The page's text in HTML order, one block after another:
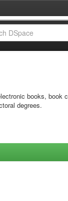
books, book
degrees.